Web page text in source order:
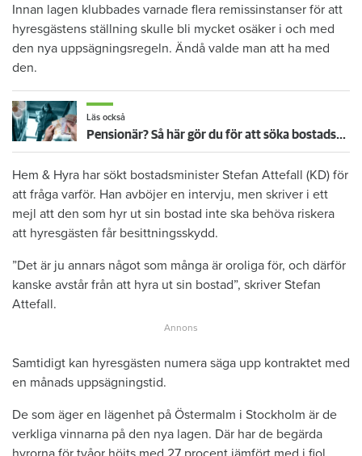
Innan lagen klubbades varnade flera remissinstanser för att
hyresgästens ställning skulle bli mycket osäker i och med
den nya uppsägningsregeln. Ändå valde man att ha med
den.
Läs också
Pensionär? Så här gör du för att söka bostadstillägg
Hem & Hyra har sökt bostadsminister Stefan Attefall (KD) för
att fråga varför. Han avböjer en intervju, men skriver i ett
mejl att den som hyr ut sin bostad inte ska behöva riskera
att hyresgästen får besittningsskydd.
”Det är ju annars något som många är oroliga för, och därför
kanske avstår från att hyra ut sin bostad”, skriver Stefan
Attefall.
Samtidigt kan hyresgästen numera säga upp kontraktet med
en månads uppsägningstid.
De som äger en lägenhet på Östermalm i Stockholm är de
verkliga vinnarna på den nya lagen. Där har de begärda